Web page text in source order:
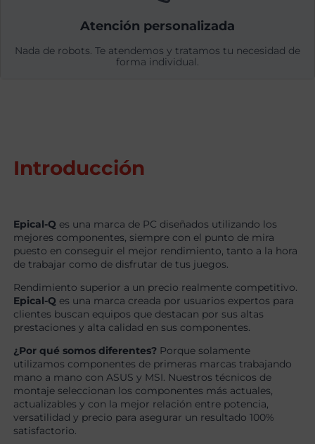
Atención personalizada
Nada de robots. Te atendemos y tratamos tu necesidad de
forma individual.
Introducción
Epical-Q es una marca de PC diseñados utilizando los
mejores componentes, siempre con el punto de mira
puesto en conseguir el mejor rendimiento, tanto a la hora
de trabajar como de disfrutar de tus juegos.
Rendimiento superior a un precio realmente competitivo.
Epical-Q es una marca creada por usuarios expertos para
clientes buscan equipos que destacan por sus altas
prestaciones y alta calidad en sus componentes.
¿Por qué somos diferentes? Porque solamente
utilizamos componentes de primeras marcas trabajando
mano a mano con ASUS y MSI. Nuestros técnicos de
montaje seleccionan los componentes más actuales,
actualizables y con la mejor relación entre potencia,
versatilidad y precio para asegurar un resultado 100%
satisfactorio.